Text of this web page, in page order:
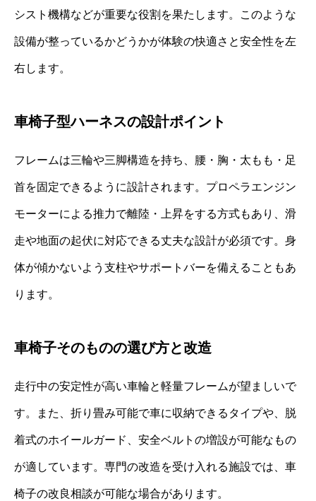
シスト機構などが重要な役割を果たします。このような
設備が整っているかどうかが体験の快適さと安全性を左
右します。
車椅子型ハーネスの設計ポイント
フレームは三輪や三脚構造を持ち、腰・胸・太もも・足
首を固定できるように設計されます。プロペラエンジン
モーターによる推力で離陸・上昇をする方式もあり、滑
走や地面の起伏に対応できる丈夫な設計が必須です。身
体が傾かないよう支柱やサポートバーを備えることもあ
ります。
車椅子そのものの選び方と改造
走行中の安定性が高い車輪と軽量フレームが望ましいで
す。また、折り畳み可能で車に収納できるタイプや、脱
着式のホイールガード、安全ベルトの増設が可能なもの
が適しています。専門の改造を受け入れる施設では、車
椅子の改良相談が可能な場合があります。